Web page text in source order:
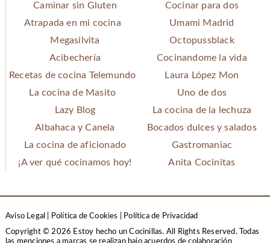
Caminar sin Gluten
Cocinar para dos
Atrapada en mi cocina
Umami Madrid
Megasilvita
Octopussblack
Acibechería
Cocinandome la vida
Recetas de cocina Telemundo
Laura López Mon
La cocina de Masito
Uno de dos
Lazy Blog
La cocina de la lechuza
Albahaca y Canela
Bocados dulces y salados
La cocina de aficionado
Gastromaniac
¡A ver qué cocinamos hoy!
Anita Cocinitas
Aviso Legal Política de Cookies
Política de Privacidad
Copyright © 2026 Estoy hecho un Cocinillas. All Rights Reserved.Todas